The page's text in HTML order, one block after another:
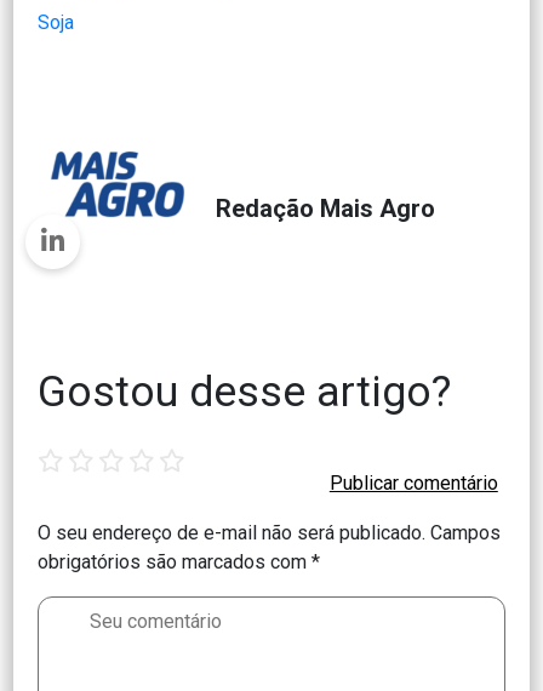
Soja
Redação Mais Agro
Gostou desse artigo?
O seu endereço de e-mail não será publicado. Campos
obrigatórios são marcados com*
star stars stars stars stars